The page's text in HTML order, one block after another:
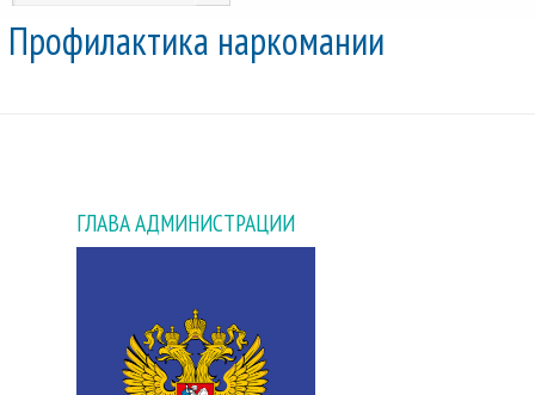
Профилактика наркомании
ГЛАВА АДМИНИСТРАЦИИ